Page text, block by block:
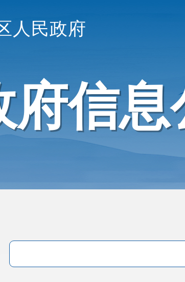
人民政府
府信息